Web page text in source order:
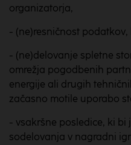
organizatorja,
- (ne)resničnost
- (ne)delovanje spletne
omrežja pogodbenih
energije ali drugih
začasno motile uporabo
- vsakršne posledice, ki bi
sodelovanja v nagradni